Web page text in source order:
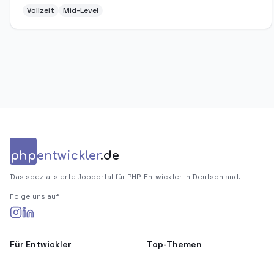
Vollzeit Mid-Level
phpentwickler.de
Das spezialisierte Jobportal für PHP-Entwickler in Deutschland.
Folge uns auf
Für Entwickler
Top-Themen